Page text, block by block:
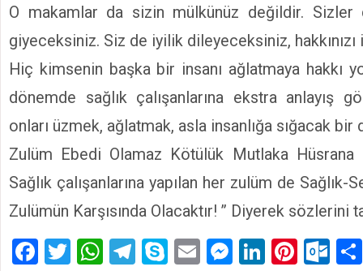
O makamlar da sizin mülkünüz değildir.
giyeceksiniz. Siz de iyilik dileyeceksiniz,
Hiç kimsenin başka bir insanı ağlatmaya hakkı
dönemde sağlık çalışanlarına ekstra anlayış
onları üzmek, ağlatmak, asla insanlığa sığacak bir
Zulüm Ebedi Olamaz Kötülük Mutlaka Hüsrana
Sağlık çalışanlarına yapılan her zulüm de Sağlık-
Zulümün Karşısında Olacaktır! ’’ Diyerek sözlerini
Facebook
TwitterWhatsApp
Telegram
SkypeEmailMessenger
LinkedIn